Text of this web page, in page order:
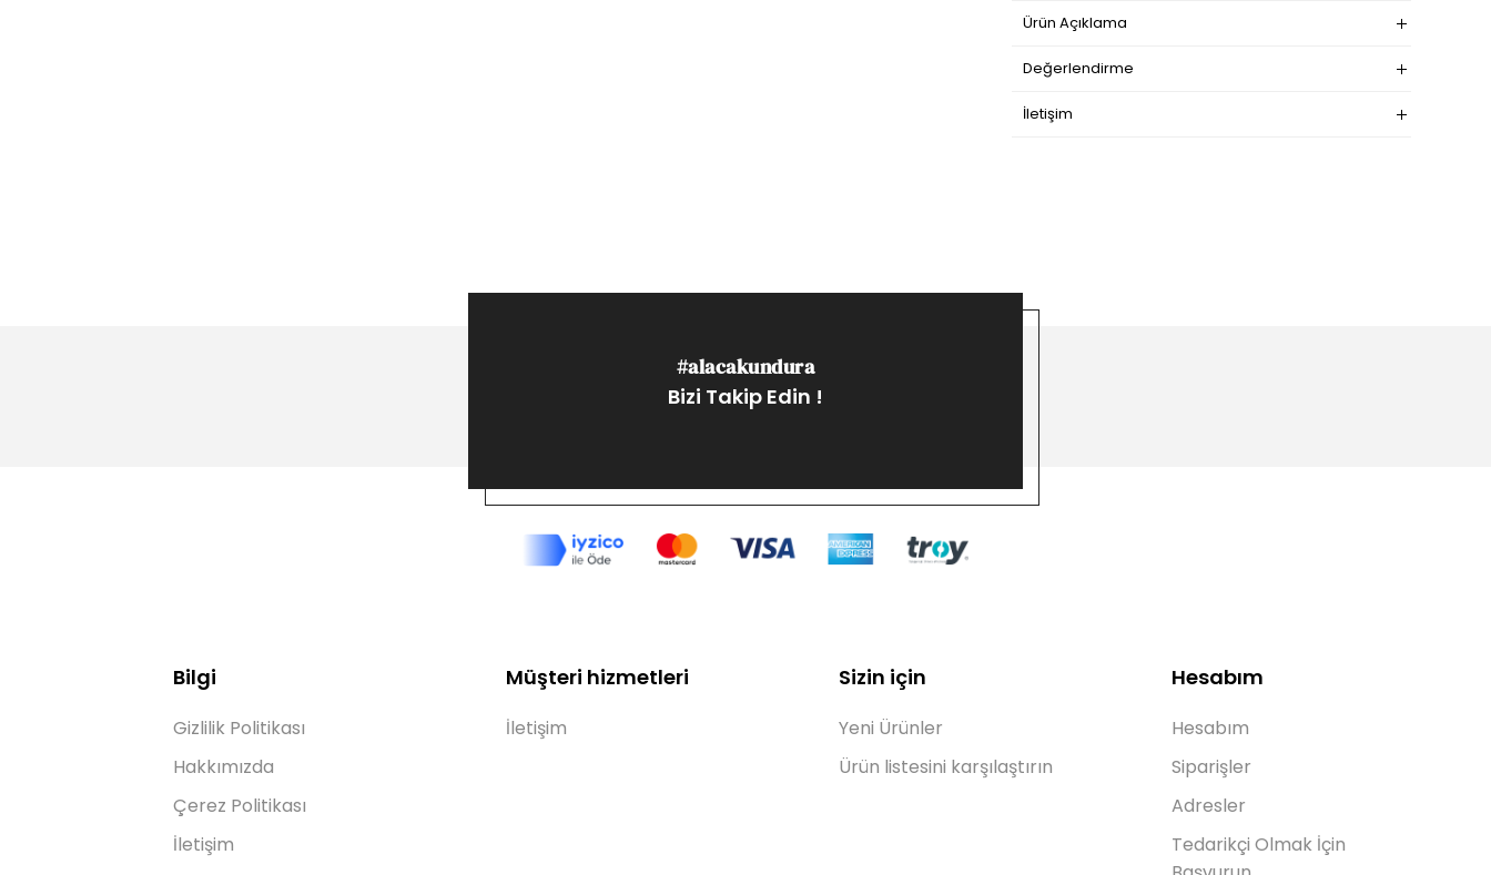
Ürün Açıklama
Değerlendirme
İletişim
#alacakundura
Bizi Takip Edin !
Bilgi
Gizlilik Politikası
Hakkımızda
Çerez Politikası
İletişim
Müşteri hizmetleri
İletişim
Sizin için
Yeni Ürünler
Ürün listesini karşılaştırın
Hesabım
Hesabım
Siparişler
Adresler
Tedarikçi Olmak İçin